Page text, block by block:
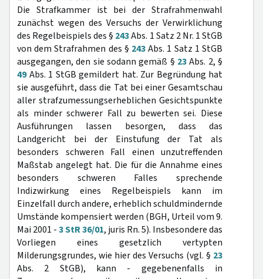
Die Strafkammer ist bei der Strafrahmenwahl
zunächst wegen des Versuchs der Verwirklichung
des Regelbeispiels des § 243Abs. 1 Satz 2 Nr. 1 StGB
von dem Strafrahmen des § 243Abs. 1 Satz 1 StGB
ausgegangen, den sie sodann gemäß § 23Abs. 2, §
49Abs. 1 StGB gemildert hat. Zur Begründung hat
sie ausgeführt, dass die Tat bei einer Gesamtschau
aller strafzumessungserheblichen Gesichtspunkte
als minder schwerer Fall zu bewerten sei. Diese
Ausführungen lassen besorgen, dass das
Landgericht bei der Einstufung der Tat als
besonders schweren Fall einen unzutreffenden
Maßstab angelegt hat. Die für die Annahme eines
besonders schweren Falles sprechende
Indizwirkung eines Regelbeispiels kann im
Einzelfall durch andere, erheblich schuldmindernde
Umstände kompensiert werden (BGH, Urteil vom 9.
Mai 2001 -3 StR 36/01, juris Rn. 5). Insbesondere das
Vorliegen eines gesetzlich vertypten
Milderungsgrundes, wie hier des Versuchs (vgl. § 23
Abs. 2 StGB), kann - gegebenenfalls in